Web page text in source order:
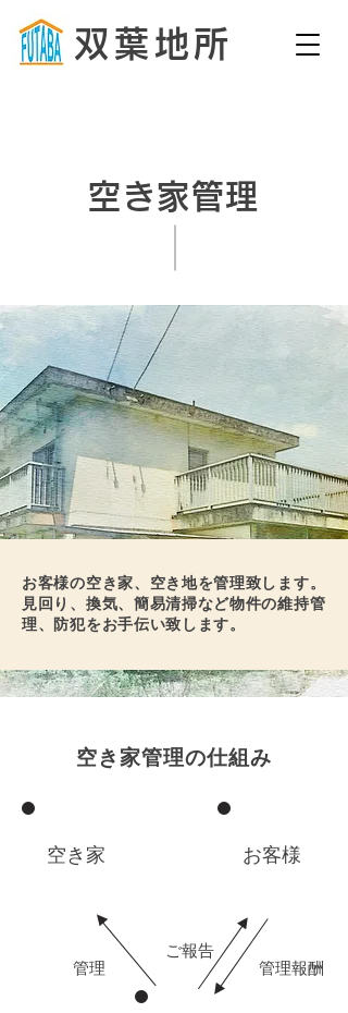
双葉地所
空き家管理
お客様の空き家、空き地を管理致します。
​見回り、換気、簡易清掃など物件の維持管
理、防犯をお手伝い致します。
空き家管理の仕組み
空き家 お客​様
管理 管理報酬
ご報告